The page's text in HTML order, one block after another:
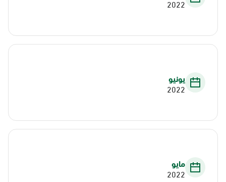
2022
يونيو
2022
مايو
2022